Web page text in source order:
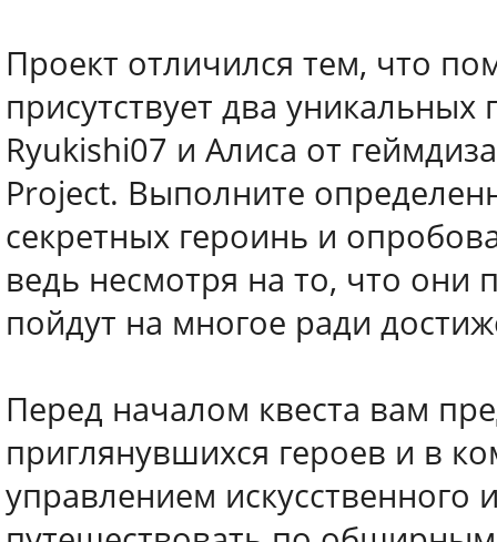
Проект отличился тем, что
присутствует два
Ryukishi07 и Алиса от
Project. Выполните
секретных героинь и
ведь несмотря на то, что
пойдут на многое ради
Перед началом квеста вам
приглянувшихся героев и в
управлением искусственного